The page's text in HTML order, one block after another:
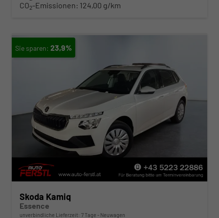
CO2-Emissionen: 124,00 g/km
23,9%
Skoda Kamiq
Essence
unverbindliche Lieferzeit: 7 Tage Neuwagen